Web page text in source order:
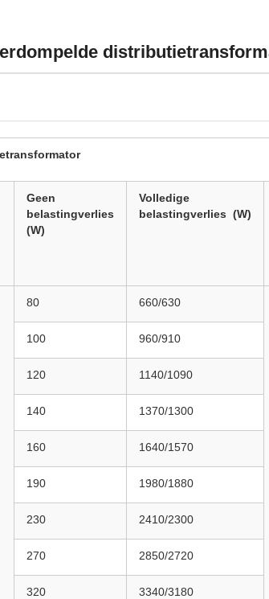
Geen
belastingverlies
(W)
Volledige
belastingverlies (W)
80 660/630
100 960/910
120 1140/1090
140 1370/1300
160 1640/1570
190 1980/1880
230 2410/2300
270 2850/2720
320 3340/3180